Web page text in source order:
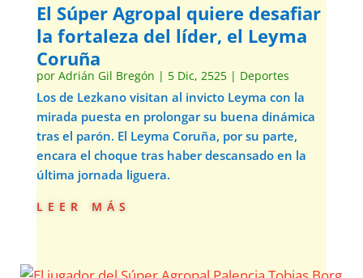
El Súper Agropal quiere desafiar
la fortaleza del líder, el Leyma
Coruña
por Adrián Gil Bregón | 5 Dic, 2525| Deportes
Los de Lezkano visitan al invicto Leyma con la
mirada puesta en prolongar su buena dinámica
tras el parón. El Leyma Coruña, por su parte,
encara el choque tras haber descansado en la
última jornada liguera.
leer más